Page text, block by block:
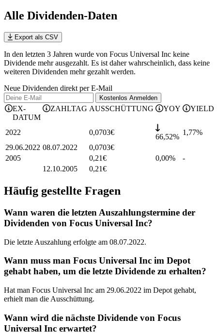
Alle Dividenden-Daten
Export als CSV
In den letzten 3 Jahren wurde von Focus Universal Inc keine
Dividende mehr ausgezahlt. Es ist daher wahrscheinlich, dass keine
weiteren Dividenden mehr gezahlt werden.
Neue Dividenden direkt per E-Mail
Kostenlos Anmelden
EX-
DATUM
ZAHLTAG AUSSCHÜTTUNG YOY YIELD
2022 0,0703€
66,52%
1,77%
29.06.2022 08.07.2022 0,0703€
2005
0,21€ 0,00%
-
12.10.2005
0,21€
Häufig gestellte Fragen
Wann waren die letzten Auszahlungstermine der
Dividenden von Focus Universal Inc?
Die letzte Auszahlung erfolgte am 08.07.2022.
Wann muss man Focus Universal Inc im Depot
gehabt haben, um die letzte Dividende zu erhalten?
Hat man Focus Universal Inc am 29.06.2022 im Depot gehabt,
erhielt man die Ausschüttung.
Wann wird die nächste Dividende von Focus
Universal Inc erwartet?